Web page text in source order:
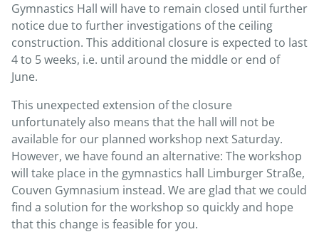
Gymnastics Hall will have to remain closed until further
notice due to further investigations of the ceiling
construction. This additional closure is expected to last
4 to 5 weeks, i.e. until around the middle or end of
June.
This unexpected extension of the closure
unfortunately also means that the hall will not be
available for our planned workshop next Saturday.
However, we have found an alternative: The workshop
will take place in the gymnastics hall Limburger Straße,
Couven Gymnasium instead. We are glad that we could
find a solution for the workshop so quickly and hope
that this change is feasible for you.